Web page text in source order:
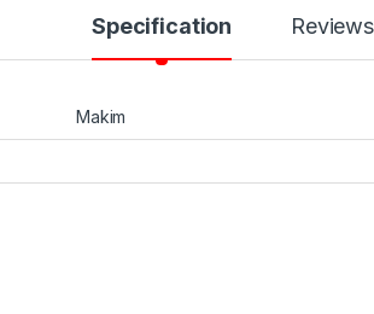
Specification Reviews
Makim